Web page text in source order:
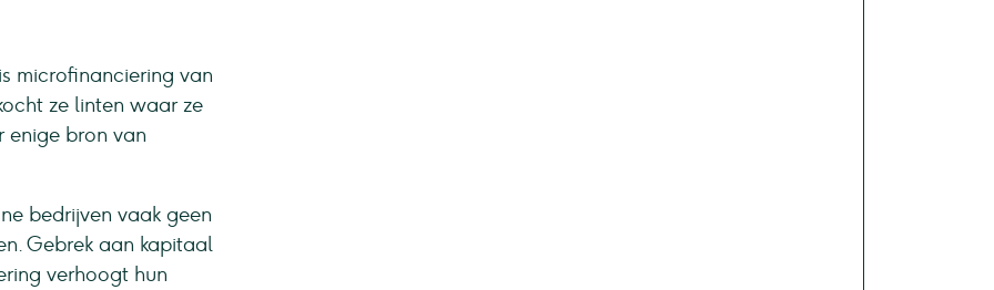
microfinanciering van
ze linten waar ze
enige bron van
bedrijven vaak geen
Gebrek aan kapitaal
verhoogt hun